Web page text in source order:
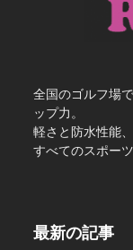
全国のゴルフ場
ップ力。
軽さと防水性能
すべてのスポー
最新の記事